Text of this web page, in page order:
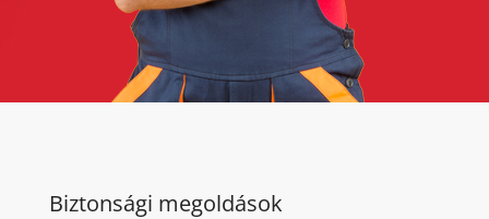
Biztonsági megoldások